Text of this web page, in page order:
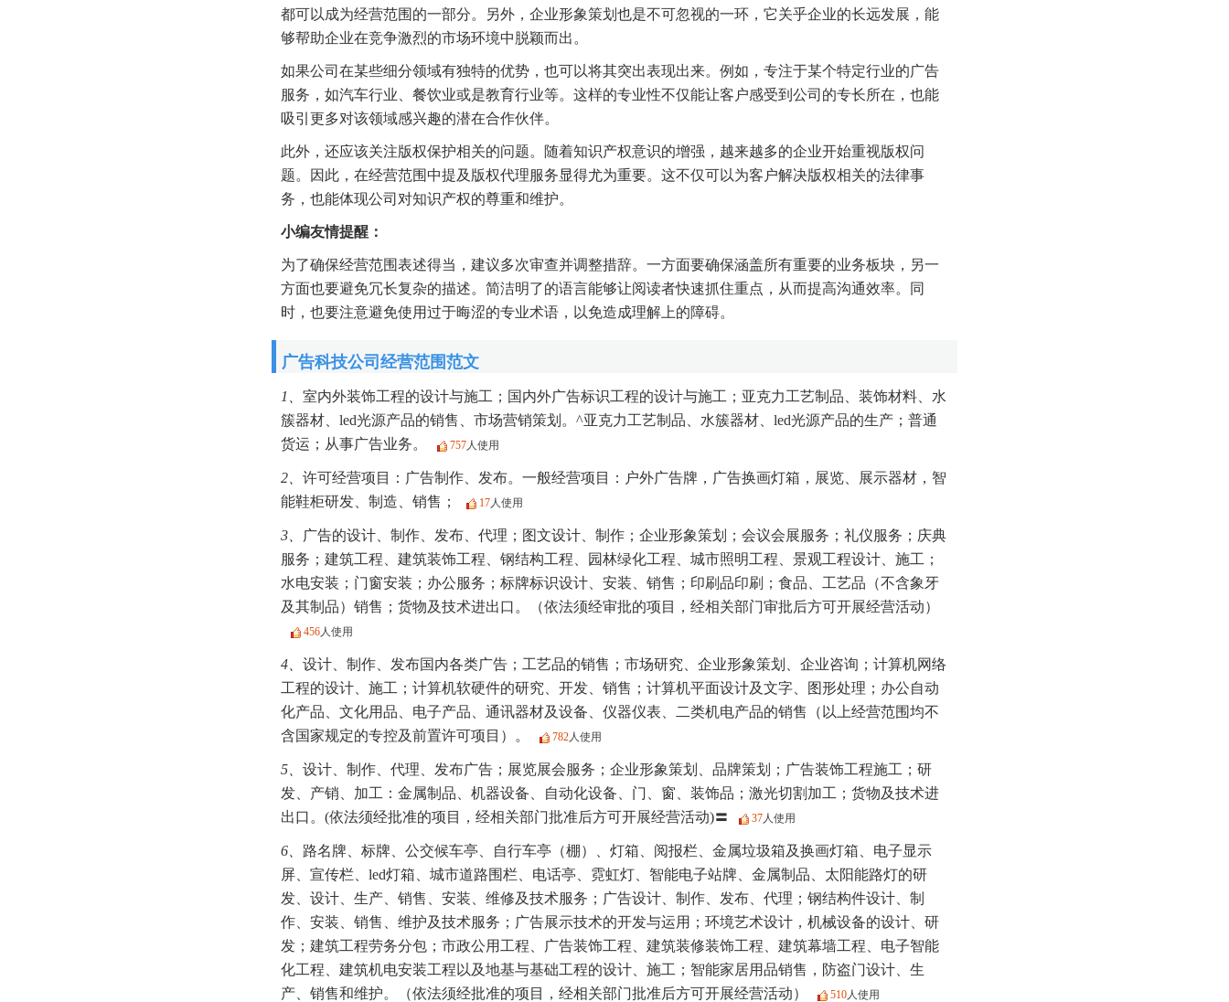
都可以成为经营范围的一部分。另外，企业形象策划也是不可忽视的一环，它关乎企业的长远发展，能
够帮助企业在竞争激烈的市场环境中脱颖而出。
如果公司在某些细分领域有独特的优势，也可以将其突出表现出来。例如，专注于某个特定行业的广告
服务，如汽车行业、餐饮业或是教育行业等。这样的专业性不仅能让客户感受到公司的专长所在，也能
吸引更多对该领域感兴趣的潜在合作伙伴。
此外，还应该关注版权保护相关的问题。随着知识产权意识的增强，越来越多的企业开始重视版权问
题。因此，在经营范围中提及版权代理服务显得尤为重要。这不仅可以为客户解决版权相关的法律事
务，也能体现公司对知识产权的尊重和维护。
小编友情提醒：
为了确保经营范围表述得当，建议多次审查并调整措辞。一方面要确保涵盖所有重要的业务板块，另一
方面也要避免冗长复杂的描述。简洁明了的语言能够让阅读者快速抓住重点，从而提高沟通效率。同
时，也要注意避免使用过于晦涩的专业术语，以免造成理解上的障碍。
广告科技公司经营范围范文
1、 室内外装饰工程的设计与施工；国内外广告标识工程的设计与施工；亚克力工艺制品、装饰材料、水
簇器材、led光源产品的销售、市场营销策划。^亚克力工艺制品、水簇器材、led光源产品的生产；普通
货运；从事广告业务。
757 人使用
2、 许可经营项目：广告制作、发布。一般经营项目：户外广告牌，广告换画灯箱，展览、展示器材，智
能鞋柜研发、制造、销售；
17 人使用
3、
广告的设计、制作、发布、代理；图文设计、制作；企业形象策划；会议会展服务；礼仪服务；庆典
服务；建筑工程、建筑装饰工程、钢结构工程、园林绿化工程、城市照明工程、景观工程设计、施工；
水电安装；门窗安装；办公服务；标牌标识设计、安装、销售；印刷品印刷；食品、工艺品（不含象牙
及其制品）销售；货物及技术进出口。（依法须经审批的项目，经相关部门审批后方可开展经营活动）
456 人使用
4、 设计、制作、发布国内各类广告；工艺品的销售；市场研究、企业形象策划、企业咨询；计算机网络
工程的设计、施工；计算机软硬件的研究、开发、销售；计算机平面设计及文字、图形处理；办公自动
化产品、文化用品、电子产品、通讯器材及设备、仪器仪表、二类机电产品的销售（以上经营范围均不
含国家规定的专控及前置许可项目）。
782 人使用
5、 设计、制作、代理、发布广告；展览展会服务；企业形象策划、品牌策划；广告装饰工程施工；研
发、产销、加工：金属制品、机器设备、自动化设备、门、窗、装饰品；激光切割加工；货物及技术进
出口。(依法须经批准的项目，经相关部门批准后方可开展经营活动)〓
37 人使用
6、 路名牌、标牌、公交候车亭、自行车亭（棚）、灯箱、阅报栏、金属垃圾箱及换画灯箱、电子显示
屏、宣传栏、led灯箱、城市道路围栏、电话亭、霓虹灯、智能电子站牌、金属制品、太阳能路灯的研
发、设计、生产、销售、安装、维修及技术服务；广告设计、制作、发布、代理；钢结构件设计、制
作、安装、销售、维护及技术服务；广告展示技术的开发与运用；环境艺术设计，机械设备的设计、研
发；建筑工程劳务分包；市政公用工程、广告装饰工程、建筑装修装饰工程、建筑幕墙工程、电子智能
化工程、建筑机电安装工程以及地基与基础工程的设计、施工；智能家居用品销售，防盗门设计、生
产、销售和维护。（依法须经批准的项目，经相关部门批准后方可开展经营活动）
510 人使用